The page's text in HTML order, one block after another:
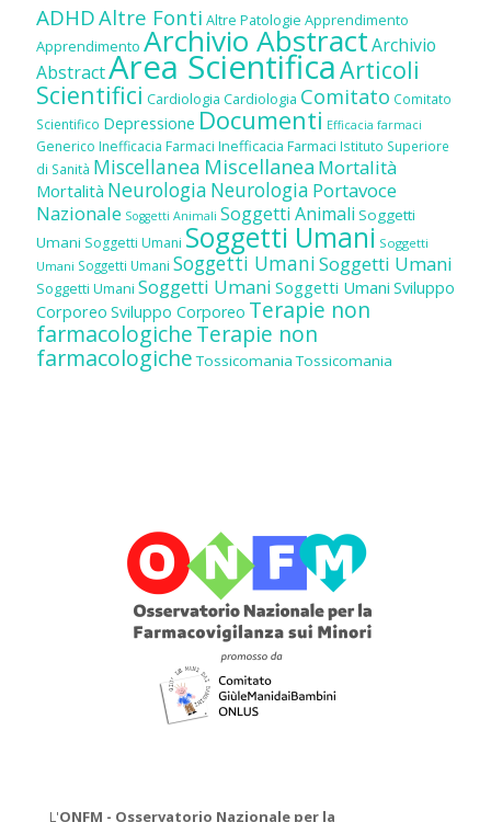
ADHDAltre Fonti Altre Patologie Apprendimento
Apprendimento Archivio AbstractArchivio
AbstractArea ScientificaArticoli
Scientifici Cardiologia Cardiologia Comitato Comitato
Scientifico Depressione Documenti Efficacia farmaci
Generico Inefficacia Farmaci Inefficacia Farmaci Istituto Superiore
di Sanità Miscellanea Miscellanea Mortalità
Mortalità Neurologia Neurologia Portavoce
Nazionale Soggetti Animali Soggetti Animali Soggetti
Umani Soggetti Umani Soggetti Umani Soggetti
Umani Soggetti Umani Soggetti UmaniSoggetti Umani
Soggetti Umani Soggetti Umani Soggetti Umani Sviluppo
Corporeo Sviluppo Corporeo Terapie non
farmacologicheTerapie non
farmacologiche Tossicomania Tossicomania
L'ONFM - Osservatorio Nazionale per la